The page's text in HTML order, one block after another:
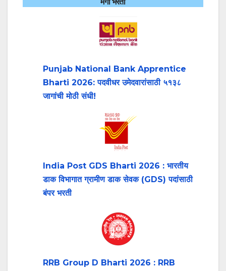
Punjab National Bank Apprentice
Bharti 2026: पदवीधर उमेदवारांसाठी ५१३८
जागांची मोठी संधी!
India Post GDS Bharti 2026 : भारतीय
डाक विभागात ग्रामीण डाक सेवक (GDS) पदांसाठी
बंपर भरती
RRB Group D Bharti 2026 : RRB